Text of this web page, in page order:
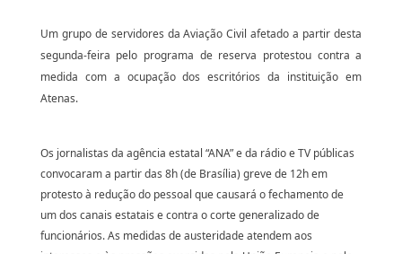
Um grupo de servidores da Aviação Civil afetado a partir desta
segunda-feira pelo programa de reserva protestou contra a
medida com a ocupação dos escritórios da instituição em
Atenas.
Os jornalistas da agência estatal “ANA” e da rádio e TV públicas
convocaram a partir das 8h (de Brasília) greve de 12h em
protesto à redução do pessoal que causará o fechamento de
um dos canais estatais e contra o corte generalizado de
funcionários. As medidas de austeridade atendem aos